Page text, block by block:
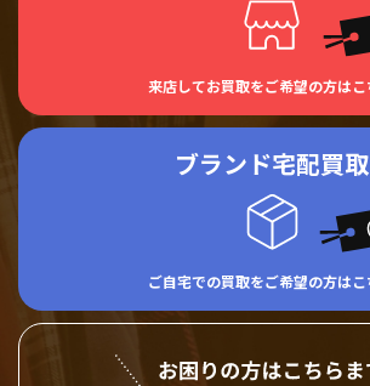
来店してお買取をご希望の方はこ
ブランド宅配買取
ご自宅での買取をご希望の方はこ